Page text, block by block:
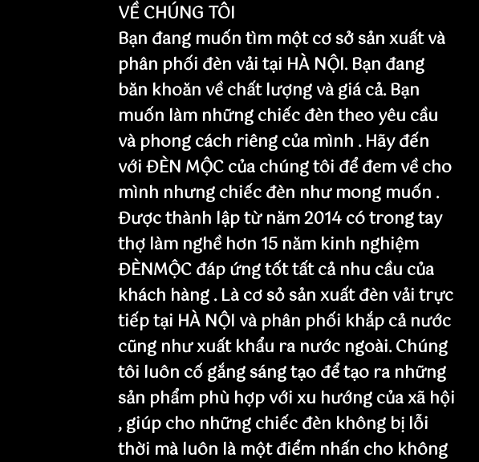
VỀ CHÚNG TÔI
Bạn đang muốn tìm một cơ sở sản xuất và
phân phối đèn vải tại HÀ NỘI. Bạn đang
băn khoăn về chất lượng và giá cả. Bạn
muốn làm những chiếc đèn theo yêu cầu
và phong cách riêng của mình . Hãy đến
với ĐÈN MỘC của chúng tôi để đem về cho
mình nhưng chiếc đèn như mong muốn .
Được thành lập từ năm 2014 có trong tay
thợ làm nghề hơn 15 năm kinh nghiệm
ĐÈNMỘC đáp ứng tốt tất cả nhu cầu của
khách hàng . Là cơ sỏ sản xuất đèn vải trực
tiếp tại HÀ NỘI và phân phối khắp cả nước
cũng như xuất khẩu ra nước ngoài. Chúng
tôi luôn cố gắng sáng tạo để tạo ra những
sản phẩm phù hợp với xu hướng của xã hội
, giúp cho những chiếc đèn không bị lỗi
thời mà luôn là một điểm nhấn cho không